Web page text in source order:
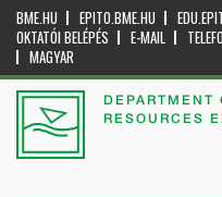
BME.HU EPITO.BME.HU
OKTATÓI BELÉPÉS
E-MAIL
MAGYAR
DEPARTMENT
RESOURCES